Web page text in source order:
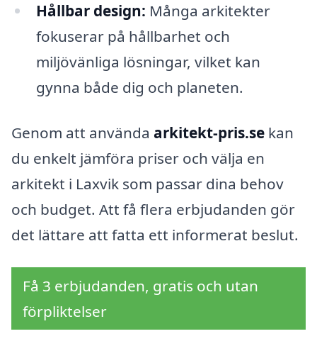
Hållbar design: Många arkitekter
fokuserar på hållbarhet och
miljövänliga lösningar, vilket kan
gynna både dig och planeten.
Genom att använda arkitekt-pris.se kan
du enkelt jämföra priser och välja en
arkitekt i Laxvik som passar dina behov
och budget. Att få flera erbjudanden gör
det lättare att fatta ett informerat beslut.
Få 3 erbjudanden, gratis och utan
förpliktelser